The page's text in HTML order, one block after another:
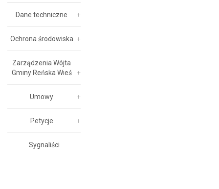
Dane techniczne
Ochrona środowiska
Zarządzenia Wójta
Gminy Reńska Wieś
Umowy
Petycje
Sygnaliści